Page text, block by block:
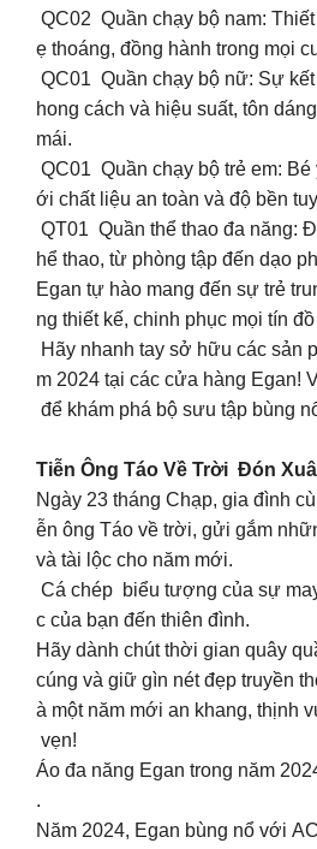
QC02 Quần chạy bộ nam:
ẹ thoáng, đồng hành trong mọi
QC01 Quần chạy bộ nữ: Sự
hong cách và hiệu suất, tôn
mái.
QC01 Quần chạy bộ trẻ em:
ới chất liệu an toàn và độ bền
QT01 Quần thể thao đa năng:
hể thao, từ phòng tập đến dạo
Egan tự hào mang đến sự trẻ
ng thiết kế, chinh phục mọi tín
Hãy nhanh tay sở hữu các sản
m 2024 tại các cửa hàng Egan!
để khám phá bộ sưu tập bùng
Tiễn Ông Táo Về Trời Đón
Ngày 23 tháng Chạp, gia đình
ễn ông Táo về trời, gửi gắm
và tài lộc cho năm mới.
Cá chép biểu tượng của sự
c của bạn đến thiên đình.
Hãy dành chút thời gian quây
cúng và giữ gìn nét đẹp truyền
à một năm mới an khang, thịnh
vẹn!
Áo đa năng Egan trong năm
.
Năm 2024, Egan bùng nổ với